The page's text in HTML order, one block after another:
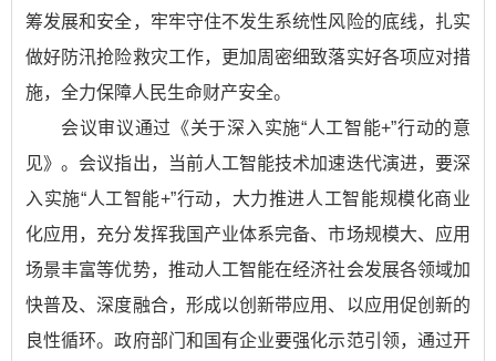
筹发展和安全，牢牢守住不发生系统性风险的底线，扎实
做好防汛抢险救灾工作，更加周密细致落实好各项应对措
施，全力保障人民生命财产安全。
会议审议通过《关于深入实施“人工智能+”行动的意
见》。会议指出，当前人工智能技术加速迭代演进，要深
入实施“人工智能+”行动，大力推进人工智能规模化商业
化应用，充分发挥我国产业体系完备、市场规模大、应用
场景丰富等优势，推动人工智能在经济社会发展各领域加
快普及、深度融合，形成以创新带应用、以应用促创新的
良性循环。政府部门和国有企业要强化示范引领，通过开